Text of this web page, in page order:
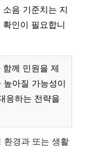
음 기준치는 지
인이 필요합니
께 민원을 제
아질 가능성이
응하는 전략을
환경과 또는 생활